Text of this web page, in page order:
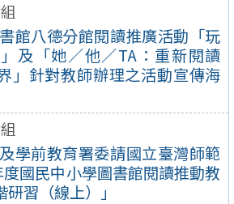
館八德分館閱讀推廣活動「玩
及「她／他／TA：重新閱讀
」針對教師辦理之活動宣傳海
學前教育署委請國立臺灣師範
國民中小學圖書館閱讀推動教
習（線上）」